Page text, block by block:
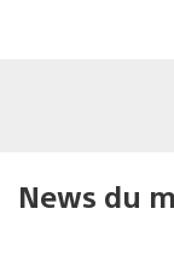
News du